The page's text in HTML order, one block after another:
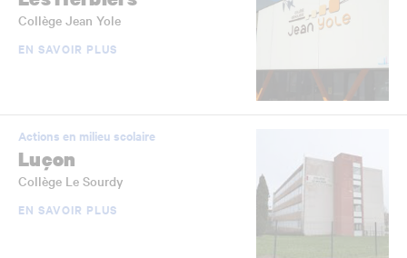
Collège Jean Yole
EN SAVOIR PLUS
Actions en milieu scolaire
Luçon
Collège Le Sourdy
EN SAVOIR PLUS